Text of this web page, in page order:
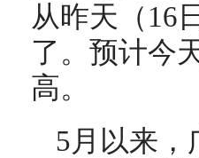
从昨天（16
了。预计今
高。
5月以来，